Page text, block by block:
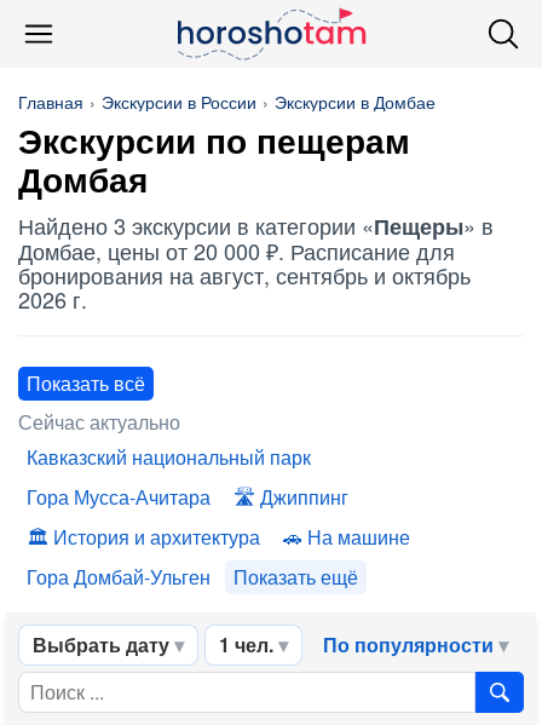
Главная Экскурсии в России Экскурсии в Домбае
Экскурсии по пещерам
Домбая
Найдено 3 экскурсии в категории «Пещеры» в
Домбае, цены от 20 000 ₽. Расписание для
бронирования на август, сентябрь и октябрь
2026 г.
Показать всё
Сейчас актуально
Кавказский национальный парк
Гора Мусса-Ачитара
Джиппинг
История и архитектура
На машине
Гора Домбай-Ульген
Показать ещё
Выбрать дату 1 чел. По популярности